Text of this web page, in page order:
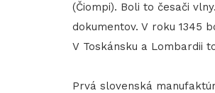
(Čiompi). Boli to česači
dokumentov. V roku 1345
V Toskánsku a Lombardii
Prvá slovenská